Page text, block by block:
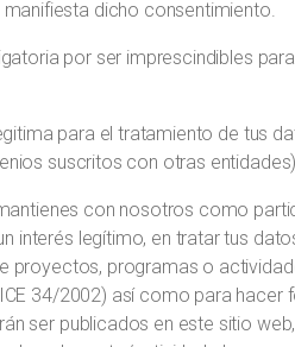
dicho consentimiento.
por ser imprescindibles
para el tratamiento de tus
suscritos con otras
con nosotros como
interés legítimo, en tratar tus
proyectos, programas o
34/2002) así como para
ser publicados en este sitio